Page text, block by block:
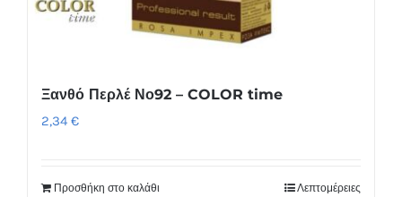
Ξανθό Περλέ Νο92 – COLOR time
2,34 €
Προσθήκη στο καλάθι Λεπτομέρειες